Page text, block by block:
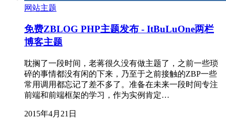
网站主题
免费ZBLOG PHP主题发布 - ItBuLuOne两栏
博客主题
耽搁了一段时间，老蒋很久没有做主题了，之前一些琐
碎的事情都没有闲的下来，乃至于之前接触的ZBP一些
常用调用都忘记了差不多了。准备在未来一段时间专注
前端和前端框架的学习，作为实例肯定…
2015年4月21日